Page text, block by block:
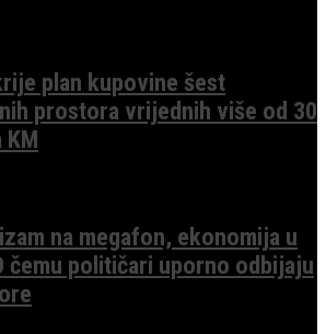
plan kupovine šest
prostora vrijednih više od 30
KM
na megafon, ekonomija u
čemu političari uporno odbijaju